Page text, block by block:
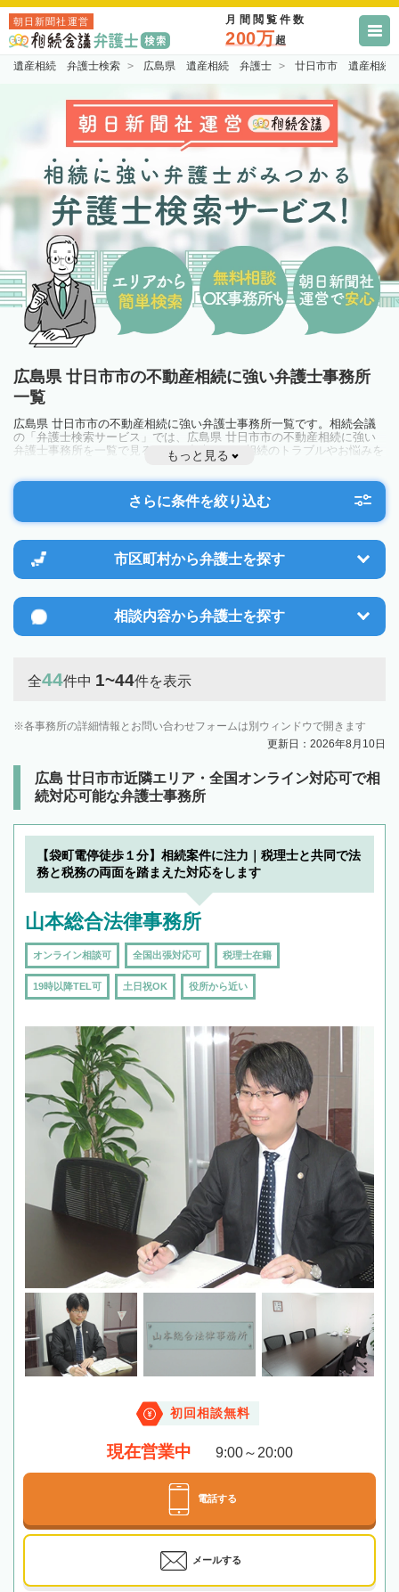
朝日新聞社運営 月間閲覧件数
200万超
遺産相続 弁護士検索 広島県 遺産相続 弁護士 廿日市市 遺産相続
広島県 廿日市市の不動産相続に強い弁護士事務所
一覧
広島県 廿日市市の不動産相続に強い弁護士事務所一覧です。相続会議
の「弁護士検索サービス」では、広島県 廿日市市の不動産相続に強い
弁護士事務所を一覧で見ることが出来ます。相続のトラブルやお悩みを
抱えている方は一度近隣の弁護士に相談してみましょう。
もっと見る
さらに条件を絞り込む
市区町村から弁護士を探す
相談内容から弁護士を探す
全44件中 1~44件を表示
各事務所の詳細情報とお問い合わせフォームは別ウィンドウで開きます
更新日：2026年8月10日
広島 廿日市市近隣エリア・全国オンライン対応可で相
続対応可能な弁護士事務所
【袋町電停徒歩１分】相続案件に注力｜税理士と共同で法
務と税務の両面を踏まえた対応をします
山本総合法律事務所
オンライン相談可 全国出張対応可 税理士在籍
19時以降TEL可 土日祝OK 役所から近い
初回相談無料
現在営業中 9:00～20:00
電話する
メールする